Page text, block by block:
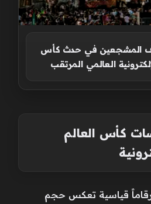
المشجعين في حدث كأس
العالمي المرتقب
كأس العالم
قياسية تعكس حجم